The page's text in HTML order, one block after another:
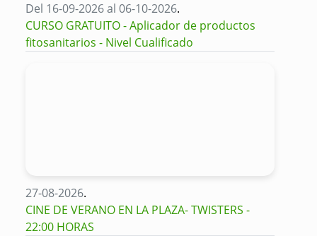
Del 16-09-2026 al 06-10-2026.
CURSO GRATUITO - Aplicador de productos
fitosanitarios - Nivel Cualificado
27-08-2026.
CINE DE VERANO EN LA PLAZA- TWISTERS -
22:00 HORAS